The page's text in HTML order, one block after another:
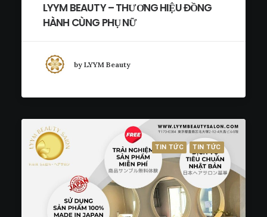
LYYM BEAUTY – THƯƠNG HIỆU ĐỒNG
HÀNH CÙNG PHỤ NỮ
by LYYM Beauty
TIN TỨC TIN TỨC